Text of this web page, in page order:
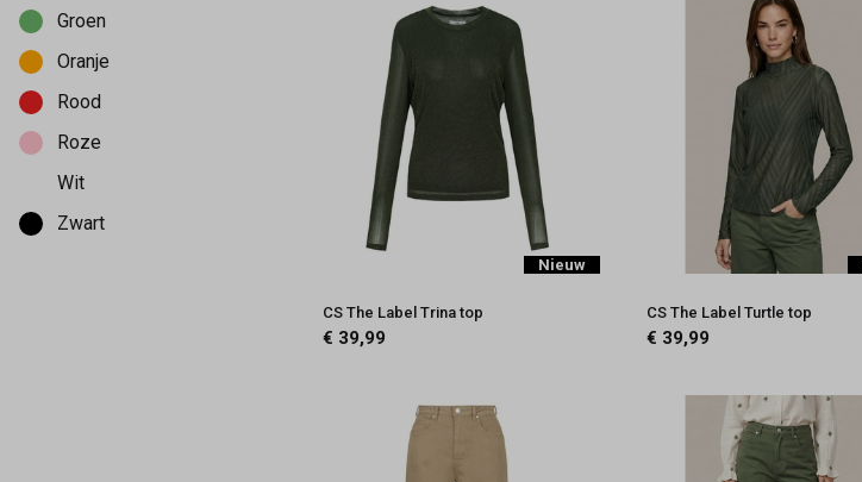
Groen
Oranje
Rood
Roze
Wit
Zwart
Nieuw
CS The Label Trina top
€ 39,99
CS The Label Turtle top
€ 39,99